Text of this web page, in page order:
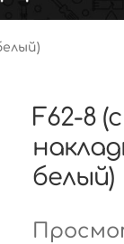
F62-8
белый)